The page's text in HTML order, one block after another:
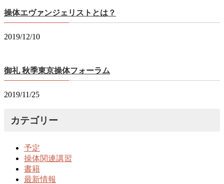
操体エヴァンジェリストとは？
2019/12/10
御礼 秋季東京操体フォーラム
2019/11/25
カテゴリー
予定
操体関連講習
書籍
最新情報